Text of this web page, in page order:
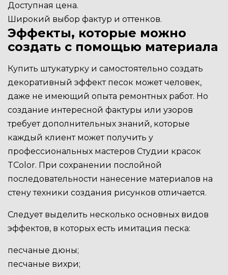
Доступная цена.
Широкий выбор фактур и оттенков.
Эффекты, которые можно
создать с помощью материала
Купить штукатурку и самостоятельно создать
декоративный эффект песок может человек,
даже не имеющий опыта ремонтных работ. Но
создание интересной фактуры или узоров
требует дополнительных знаний, которые
каждый клиент может получить у
профессиональных мастеров Студии красок
TColor. При сохранении послойной
последовательности нанесение материалов на
стену техники создания рисунков отличается.
Следует выделить несколько основных видов
эффектов, в которых есть имитация песка:
песчаные дюны;
песчаные вихри;